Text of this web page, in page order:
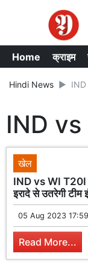
Home क्राइम
Hindi News
IND
खेल
IND vs WI T20I
इरादे से उतरेगी
05 Aug 2023
Read More...